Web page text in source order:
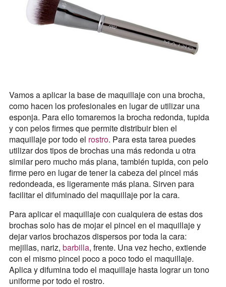
Vamos a aplicar la base de maquillaje con una brocha,
como hacen los profesionales en lugar de utilizar una
esponja. Para ello tomaremos la brocha redonda, tupida
y con pelos firmes que permite distribuir bien el
maquillaje por todo el rostro. Para esta tarea puedes
utilizar dos tipos de brochas una más redonda u otra
similar pero mucho más plana, también tupida, con pelo
firme pero en lugar de tener la cabeza del pincel más
redondeada, es ligeramente más plana. Sirven para
facilitar el difuminado del maquillaje por la cara.
Para aplicar el maquillaje con cualquiera de estas dos
brochas solo has de mojar el pincel en el maquillaje y
dejar varios brochazos dispersos por toda la cara:
mejillas, nariz, barbilla, frente. Una vez hecho, extiende
con el mismo pincel poco a poco todo el maquillaje.
Aplica y difumina todo el maquillaje hasta lograr un tono
uniforme por todo el rostro.